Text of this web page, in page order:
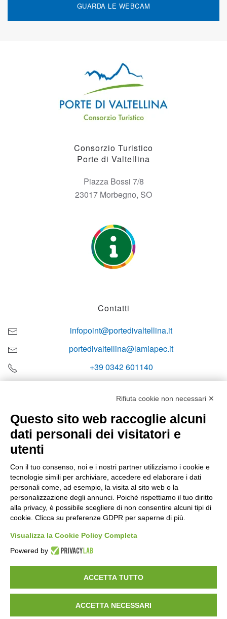
GUARDA LE WEBCAM
Consorzio Turistico
Porte di Valtellina
Piazza Bossi 7/8
23017 Morbegno, SO
Contatti
infopoint@portedivaltellina.it
portedivaltellina@lamiapec.it
+39 0342 601140
Orari di apertura
Sabato
08:00 – 12:10
Domenica e festivi
CHIUSO
Consorzio Turistico Porte di Valtellina. All rights reserved.
Rifiuta cookie non necessari ✕
Questo sito web raccoglie alcuni
dati personali dei visitatori e
utenti
Con il tuo consenso, noi e i nostri partner utilizziamo i cookie e
tecnologie simili per archiviare, accedere ed elaborare i dati
personali come, ad esempio, la visita al sito web o la
personalizzazione degli annunci. Poiché rispettiamo il tuo diritto
alla privacy, è possibile scegliere di non consentire alcuni tipi di
cookie. Clicca su preferenze GDPR per saperne di più.
Visualizza la Cookie Policy Completa
Powered by
ACCETTA TUTTO
ACCETTA NECESSARI